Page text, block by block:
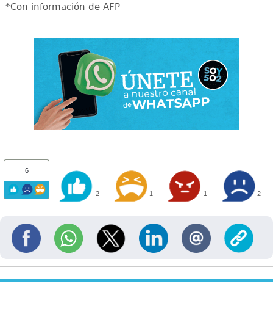
*Con información de AFP
6
2 1 1 2